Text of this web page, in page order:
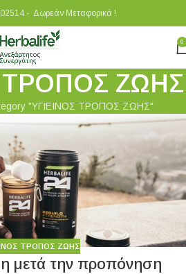
- Δωρεάν Μεταφορικά !
0
ΤΡΟΠΟΣ ΖΩΗΣ
"ΥΓΙΕΙΝΟΣ ΤΡΟΠΟΣ ΖΩΗΣ"
ΤΡΟΠΟΣ ΖΩΗΣ
μετά την προπόνηση